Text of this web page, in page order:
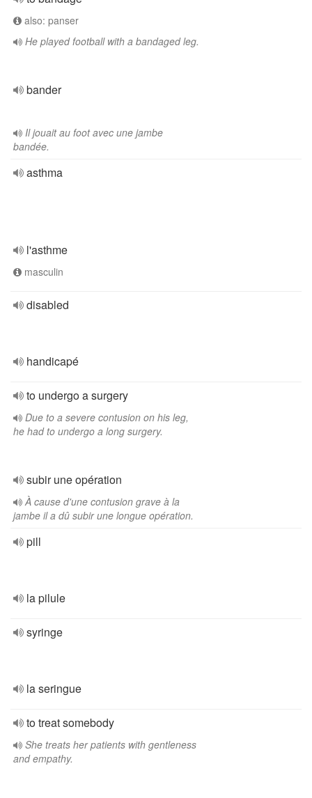
also: panser
He played football with a bandaged leg.
bander
Il jouait au foot avec une jambe
bandée.
asthma
l'asthme
masculin
disabled
handicapé
to undergo a surgery
Due to a severe contusion on his leg,
he had to undergo a long surgery.
subir une opération
À cause d'une contusion grave à la
jambe il a dû subir une longue opération.
pill
la pilule
syringe
la seringue
to treat somebody
She treats her patients with gentleness
and empathy.